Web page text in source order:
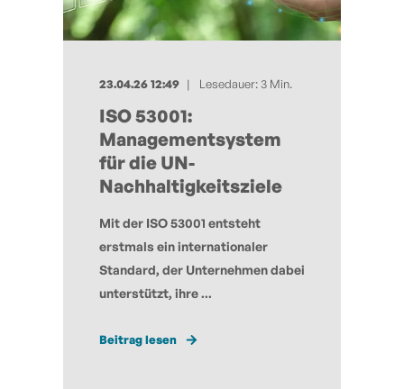
23.04.26 12:49 Lesedauer: 3 Min.
ISO 53001:
Managementsystem
für die UN-
Nachhaltigkeitsziele
Mit der ISO 53001 entsteht
erstmals ein internationaler
Standard, der Unternehmen dabei
unterstützt, ihre ...
Beitrag lesen